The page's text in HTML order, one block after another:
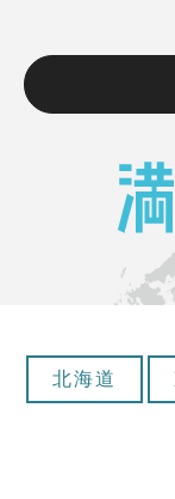
北海道